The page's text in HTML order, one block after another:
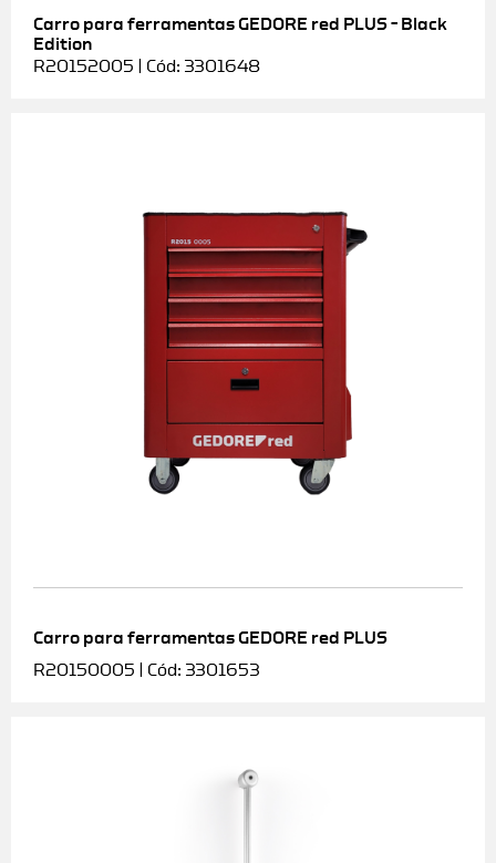
Carro para ferramentas GEDORE red PLUS – Black
Edition
R20152005 | Cód: 3301648
Carro para ferramentas GEDORE red PLUS
R20150005 | Cód: 3301653